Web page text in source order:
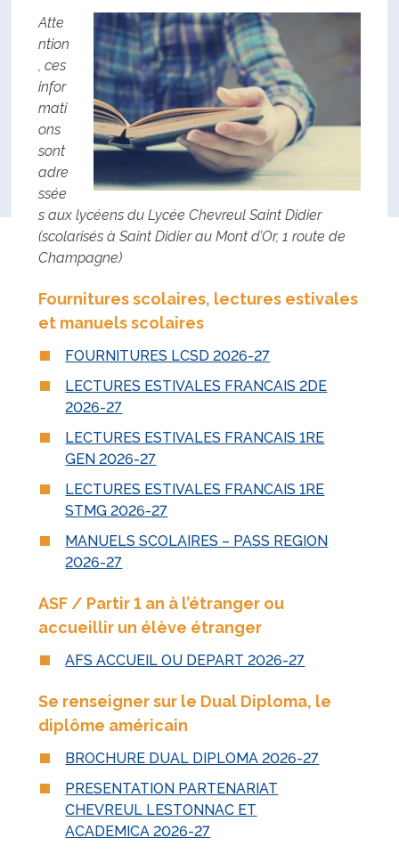
Atte
ntion
, ces
infor
mati
ons
sont
adre
ssée
s aux lycéens du Lycée Chevreul Saint Didier
(scolarisés à Saint Didier au Mont d’Or, 1 route de
Champagne)
Fournitures scolaires, lectures estivales
et manuels scolaires
FOURNITURES LCSD 2026-27
LECTURES ESTIVALES FRANCAIS 2DE
2026-27
LECTURES ESTIVALES FRANCAIS 1RE
GEN 2026-27
LECTURES ESTIVALES FRANCAIS 1RE
STMG 2026-27
MANUELS SCOLAIRES – PASS REGION
2026-27
ASF / Partir 1 an à l’étranger ou
accueillir un élève étranger
AFS ACCUEIL OU DEPART 2026-27
Se renseigner sur le Dual Diploma, le
diplôme américain
BROCHURE DUAL DIPLOMA 2026-27
PRESENTATION PARTENARIAT
CHEVREUL LESTONNAC ET
ACADEMICA 2026-27